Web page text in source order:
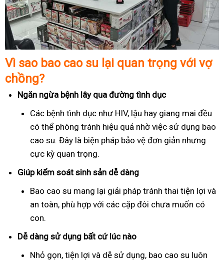
Vì sao bao cao su lại quan trọng với vợ
chồng?
Ngăn ngừa bệnh lây qua đường tình dục
Các bệnh tình dục như HIV, lậu hay giang mai đều
có thể phòng tránh hiệu quả nhờ việc sử dụng bao
cao su. Đây là biện pháp bảo vệ đơn giản nhưng
cực kỳ quan trọng.
Giúp kiểm soát sinh sản dễ dàng
Bao cao su mang lại giải pháp tránh thai tiện lợi và
an toàn, phù hợp với các cặp đôi chưa muốn có
con.
Dễ dàng sử dụng bất cứ lúc nào
Nhỏ gọn, tiện lợi và dễ sử dụng, bao cao su luôn